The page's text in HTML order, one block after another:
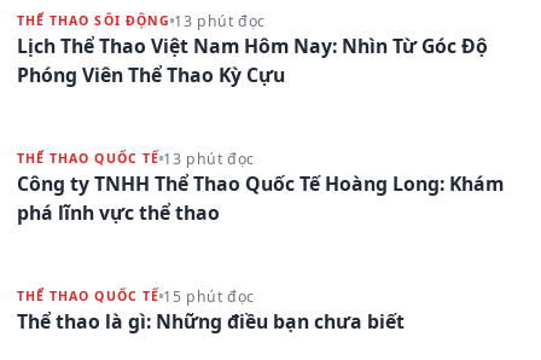
THỂ THAO SÔI ĐỘNG 13 phút đọc
Lịch Thể Thao Việt Nam Hôm Nay: Nhìn Từ Góc Độ
Phóng Viên Thể Thao Kỳ Cựu
THỂ THAO QUỐC TẾ 13 phút đọc
Công ty TNHH Thể Thao Quốc Tế Hoàng Long: Khám
phá lĩnh vực thể thao
THỂ THAO QUỐC TẾ 15 phút đọc
Thể thao là gì: Những điều bạn chưa biết